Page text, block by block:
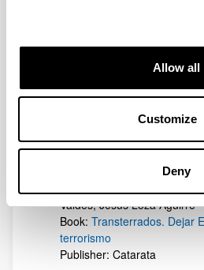
Allow all
Customize
Deny
Author: Antonio Rivera,
Santamaría, Edmundo
Achútegui, Izaskun Sáez de
Galdos, Aurora Intxausti
Montero García, Roberto
Oyanguren, Gorka
Ignacio Ustaran Muela,
Valdés, Jesús Loza Aguirre
Book: Transterrados. Dejar
terrorismo
Publisher: Catarata